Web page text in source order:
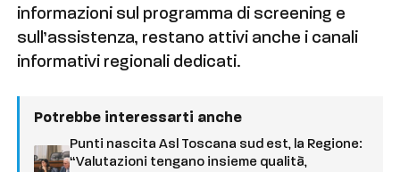
informazioni sul programma di screening e
sull’assistenza, restano attivi anche i canali
informativi regionali dedicati.
Potrebbe interessarti anche
Punti nascita Asl Toscana sud est, la Regione:
“Valutazioni tengano insieme qualità,